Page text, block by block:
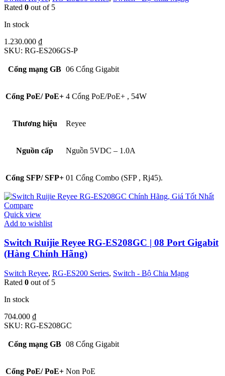
Rated 0 out of 5
In stock
1.230.000 ₫
SKU: RG-ES206GS-P
Cổng mạng GB 06 Cổng Gigabit
Cổng PoE/ PoE+ 4 Cổng PoE/PoE+ , 54W
Thương hiệu Reyee
Nguồn cấp Nguồn 5VDC – 1.0A
Cổng SFP/ SFP+ 01 Cổng Combo (SFP , Rj45).
Compare
Quick view
Add to wishlist
Switch Ruijie Reyee RG-ES208GC | 08 Port Gigabit
(Hàng Chính Hãng)
Switch Reyee, RG-ES200 Series, Switch - Bộ Chia Mạng
Rated 0 out of 5
In stock
704.000 ₫
SKU: RG-ES208GC
Cổng mạng GB 08 Cổng Gigabit
Cổng PoE/ PoE+ Non PoE